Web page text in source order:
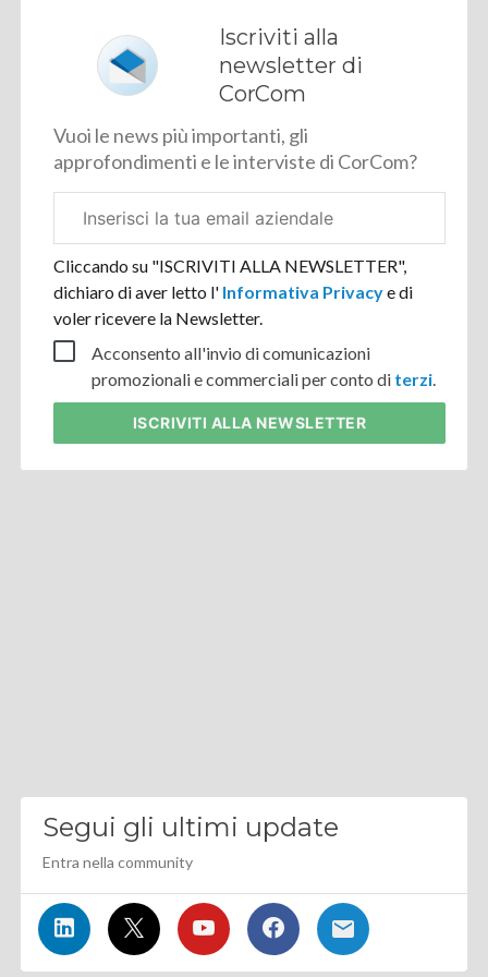
Iscriviti alla
newsletter di
CorCom
Vuoi le news più importanti, gli
approfondimenti e le interviste di CorCom?
aziendale
Cliccando su "ISCRIVITI ALLA NEWSLETTER",
dichiaro di aver letto l' Informativa Privacye di
voler ricevere la Newsletter.
Acconsento all'invio di comunicazioni
promozionali e commerciali per conto di terzi.
ISCRIVITI ALLA NEWSLETTER
Segui gli ultimi update
Entra nella community